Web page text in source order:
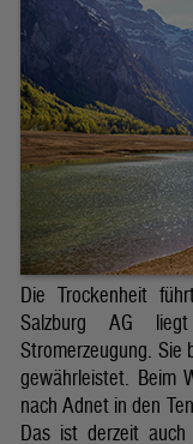
Die Trockenheit
Salzburg AG
Stromerzeugung. Sie
gewährleistet. Beim
nach Adnet in den
Das ist derzeit